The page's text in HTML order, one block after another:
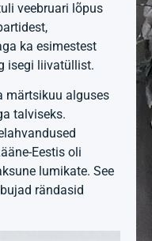
veebruari lõpus
ka esimestest
isegi liivatüllist.
märtsikuu alguses
talviseks.
Eestis oli
lumikate. See
rändasid